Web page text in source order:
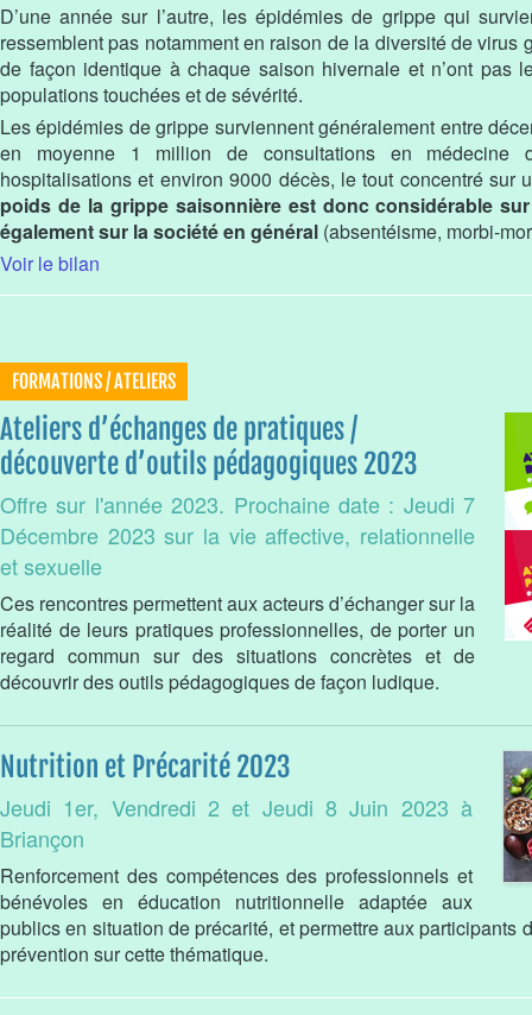
D’une année sur l’autre, les épidémies de grippe qui
ressemblent pas notamment en raison de la diversité de virus
de façon identique à chaque saison hivernale et n’ont pas
populations touchées et de sévérité.
Les épidémies de grippe surviennent généralement entre
en moyenne 1 million de consultations en
hospitalisations et environ 9000 décès, le tout concentré sur
poids de la grippe saisonnière est donc considérable
également sur la société en général (absentéisme, morbi-
Voir le bilan
FORMATIONS / ATELIERS
Ateliers d’échanges de pratiques /
découverte d’outils pédagogiques 2023
Offre sur l'année 2023. Prochaine date : Jeudi 7
Décembre 2023 sur la vie affective, relationnelle
et sexuelle
Ces rencontres permettent aux acteurs d’échanger sur la
réalité de leurs pratiques professionnelles, de porter un
regard commun sur des situations concrètes et de
découvrir des outils pédagogiques de façon ludique.
Nutrition et Précarité 2023
Jeudi 1er, Vendredi 2 et Jeudi 8 Juin 2023 à
Briançon
Renforcement des compétences des professionnels et
bénévoles en éducation nutritionnelle adaptée aux
publics en situation de précarité, et permettre aux participants
prévention sur cette thématique.